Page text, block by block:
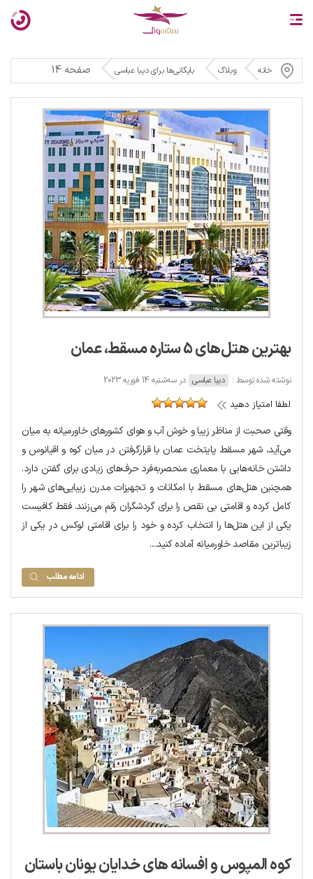
خانه وبلاگ بایگانی‌ها برای دیبا عباسی صفحه 14
بهترین هتل‌های 5 ستاره مسقط، عمان
نوشته شده توسط : دیبا عباسی در سه‌شنبه 14 فوریه 2023
لطفا امتیاز دهید
وقتی صحبت از مناظر زیبا و خوش آب و هوای کشورهای خاورمیانه به میان
می‌آید، شهر مسقط پایتخت عمان با قرارگرفتن در میان کوه و اقیانوس و
داشتن خانه‌هایی با معماری منحصربه‌فرد حرف‌های زیادی برای گفتن دارد.
همچنین هتل‌های مسقط با امکانات و تجهیزات مدرن زیبایی‌های شهر را
کامل کرده و اقامتی بی نقص را برای گردشگران رقم می‌زنند. فقط کافیست
یکی از این هتل‌ها را انتخاب کرده و خود را برای اقامتی لوکس در یکی از
زیباترین مقاصد خاورمیانه آماده کنید....
ادامه مطلب
کوه المپوس و افسانه های خدایان یونان باستان